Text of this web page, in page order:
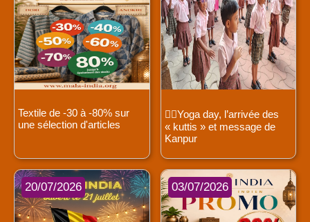
Textile de -30 à -80% sur
une sélection d'articles
🧘‍♀️Yoga day, l’arrivée des
« kuttis » et message de
Kanpur
20/07/2026 03/07/2026